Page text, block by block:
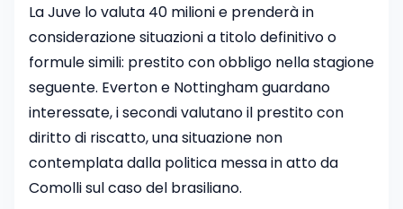
La Juve lo valuta 40 milioni e prenderà in
considerazione situazioni a titolo definitivo o
formule simili: prestito con obbligo nella stagione
seguente. Everton e Nottingham guardano
interessate, i secondi valutano il prestito con
diritto di riscatto, una situazione non
contemplata dalla politica messa in atto da
Comolli sul caso del brasiliano.